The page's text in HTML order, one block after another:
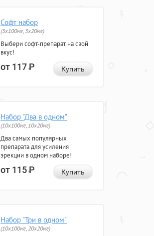
Софт набор
(3x100мг, 3x20мг)
Выбери софт-препарат на свой
вкус!
от 117Р Купить
Набор "Два в одном"
(10x100мг, 10x20мг)
Два самых популярных
препарата для усиления
эрекции в одном наборе!
от 115Р Купить
Набор "Три в одном"
(10x100мг, 20x20мг)